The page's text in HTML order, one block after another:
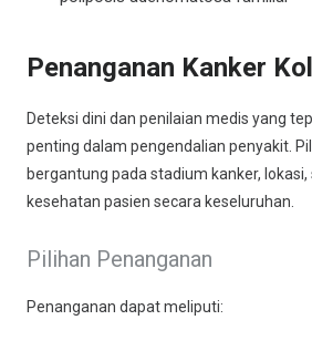
Penanganan Kanker
Deteksi dini dan penilaian medis yang
penting dalam pengendalian penyakit.
bergantung pada stadium kanker, lokasi,
kesehatan pasien secara keseluruhan.
Pilihan Penanganan
Penanganan dapat meliputi: